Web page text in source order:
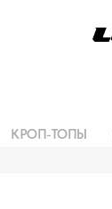
КРОП-ТОПЫ